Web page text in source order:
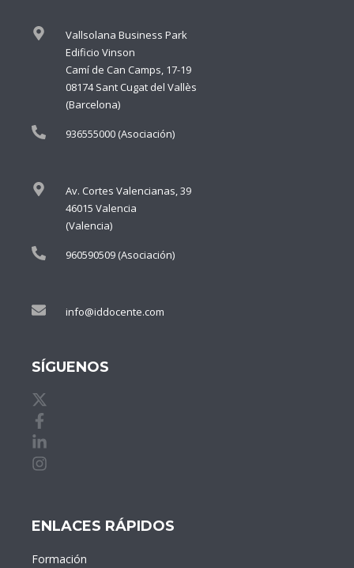
Vallsolana Business Park
Edificio Vinson
Camí de Can Camps, 17-19
08174 Sant Cugat del Vallès
(Barcelona)
936555000 (Asociación)
Av. Cortes Valencianas, 39
46015 Valencia
(Valencia)
960590509 (Asociación)
info@iddocente.com
SÍGUENOS
ENLACES RÁPIDOS
Formación